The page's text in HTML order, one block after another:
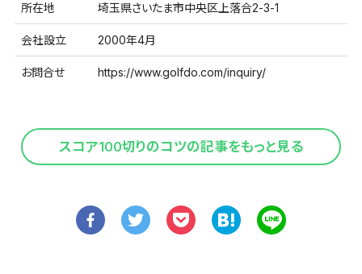
所在地 埼玉県さいたま市中央区上落合2-3-1
会社設立 2000年4月
お問合せ https://www.golfdo.com/inquiry/
スコア100切りのコツの記事をもっと見る